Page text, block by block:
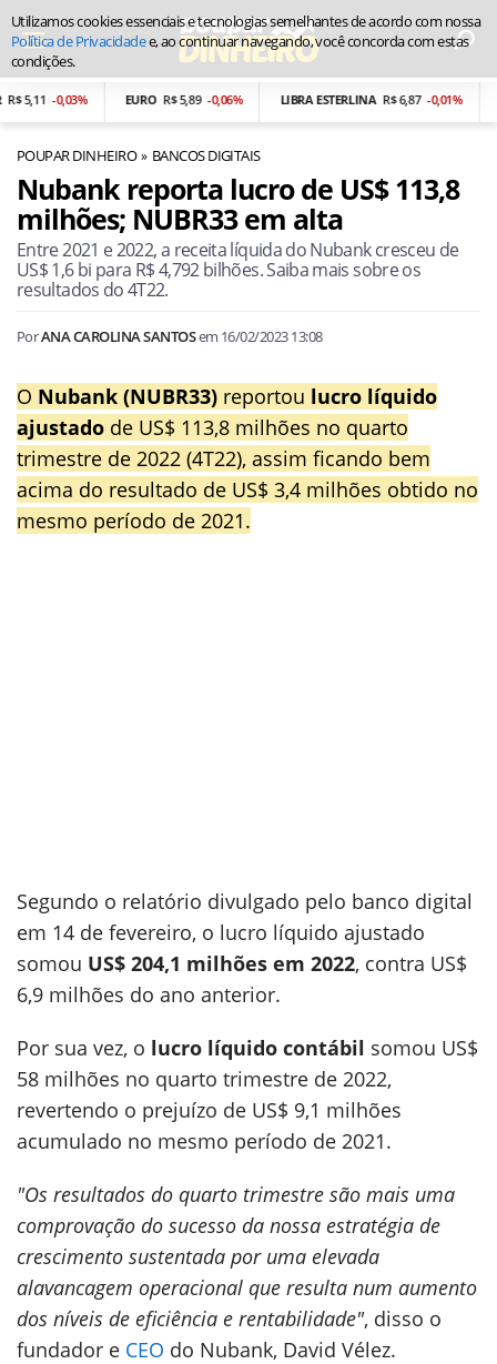
-0,03% EURO R$ 5,89 -0,06% LIBRA ESTERLINA R$ 6,87 -0,01%
POUPAR DINHEIRO BANCOS DIGITAIS
Nubank reporta lucro de US$ 113,8
milhões; NUBR33 em alta
Entre 2021 e 2022, a receita líquida do Nubank cresceu de
US$ 1,6 bi para R$ 4,792 bilhões. Saiba mais sobre os
resultados do 4T22.
PorANA CAROLINA SANTOSem 16/02/2023 13:08
O Nubank (NUBR33) reportou lucro líquido
ajustado de US$ 113,8 milhões no quarto
trimestre de 2022 (4T22), assim ficando bem
acima do resultado de US$ 3,4 milhões obtido no
mesmo período de 2021.
Segundo o relatório divulgado pelo banco digital
em 14 de fevereiro, o lucro líquido ajustado
somou US$ 204,1 milhões em 2022, contra US$
6,9 milhões do ano anterior.
Por sua vez, o lucro líquido contábil somou US$
58 milhões no quarto trimestre de 2022,
revertendo o prejuízo de US$ 9,1 milhões
acumulado no mesmo período de 2021.
"Os resultados do quarto trimestre são mais uma
comprovação do sucesso da nossa estratégia de
crescimento sustentada por uma elevada
alavancagem operacional que resulta num aumento
dos níveis de eficiência e rentabilidade", disso o
fundador e CEO do Nubank, David Vélez.
Utilizamos cookies essenciais e tecnologias semelhantes de acordo com nossa
Política de Privacidadee, ao continuar navegando, você concorda com estas
condições.